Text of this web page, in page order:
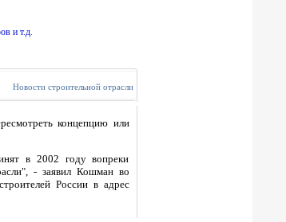
и т.д.
Новости строительной отрасли
концепцию или
в 2002 году вопреки
- заявил Кошман во
России в адрес